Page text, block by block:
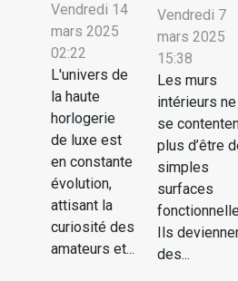
Vendredi 14
mars 2025
02:22
L'univers de
la haute
horlogerie
de luxe est
en constante
évolution,
attisant la
curiosité des
amateurs et...
Vendredi 7
mars 2025
15:38
Les murs
intérieurs ne
se
plus d’être
simples
surfaces
Ils
des...